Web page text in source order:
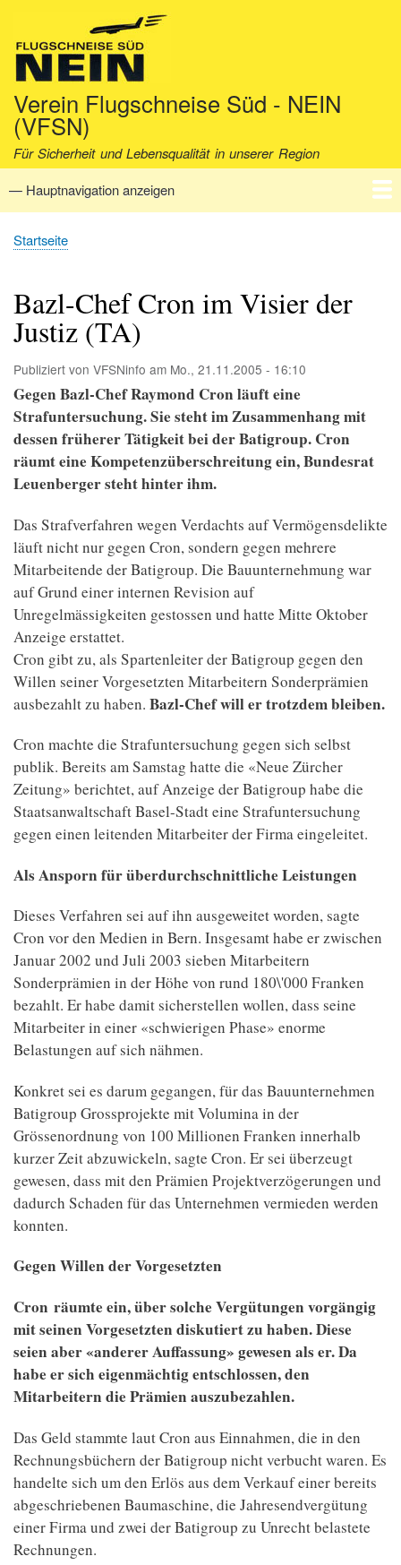
Verein Flugschneise Süd - NEIN
(VFSN)
Für Sicherheit und Lebensqualität in unserer Region
Hauptnavigation
— Hauptnavigation anzeigen
Startseite
Verein
Aktuell
Fakten
Archiv
Kontakt
Pfadnavigation
Startseite
Bazl-Chef Cron im Visier der
Justiz (TA)
Publiziert von VFSNinfo am Mo., 21.11.2005 - 16:10
Gegen Bazl-Chef Raymond Cron läuft eine
Strafuntersuchung. Sie steht im Zusammenhang mit
dessen früherer Tätigkeit bei der Batigroup. Cron
räumt eine Kompetenzüberschreitung ein, Bundesrat
Leuenberger steht hinter ihm.
Das Strafverfahren wegen Verdachts auf Vermögensdelikte
läuft nicht nur gegen Cron, sondern gegen mehrere
Mitarbeitende der Batigroup. Die Bauunternehmung war
auf Grund einer internen Revision auf
Unregelmässigkeiten gestossen und hatte Mitte Oktober
Anzeige erstattet.
Cron gibt zu, als Spartenleiter der Batigroup gegen den
Willen seiner Vorgesetzten Mitarbeitern Sonderprämien
ausbezahlt zu haben. Bazl-Chef will er trotzdem bleiben.
Cron machte die Strafuntersuchung gegen sich selbst
publik. Bereits am Samstag hatte die «Neue Zürcher
Zeitung» berichtet, auf Anzeige der Batigroup habe die
Staatsanwaltschaft Basel-Stadt eine Strafuntersuchung
gegen einen leitenden Mitarbeiter der Firma eingeleitet.
Als Ansporn für überdurchschnittliche Leistungen
Dieses Verfahren sei auf ihn ausgeweitet worden, sagte
Cron vor den Medien in Bern. Insgesamt habe er zwischen
Januar 2002 und Juli 2003 sieben Mitarbeitern
Sonderprämien in der Höhe von rund 180\'000 Franken
bezahlt. Er habe damit sicherstellen wollen, dass seine
Mitarbeiter in einer «schwierigen Phase» enorme
Belastungen auf sich nähmen.
Konkret sei es darum gegangen, für das Bauunternehmen
Batigroup Grossprojekte mit Volumina in der
Grössenordnung von 100 Millionen Franken innerhalb
kurzer Zeit abzuwickeln, sagte Cron. Er sei überzeugt
gewesen, dass mit den Prämien Projektverzögerungen und
dadurch Schaden für das Unternehmen vermieden werden
konnten.
Gegen Willen der Vorgesetzten
Cron räumte ein, über solche Vergütungen vorgängig
mit seinen Vorgesetzten diskutiert zu haben. Diese
seien aber «anderer Auffassung» gewesen als er. Da
habe er sich eigenmächtig entschlossen, den
Mitarbeitern die Prämien auszubezahlen.
Das Geld stammte laut Cron aus Einnahmen, die in den
Rechnungsbüchern der Batigroup nicht verbucht waren. Es
handelte sich um den Erlös aus dem Verkauf einer bereits
abgeschriebenen Baumaschine, die Jahresendvergütung
einer Firma und zwei der Batigroup zu Unrecht belastete
Rechnungen.